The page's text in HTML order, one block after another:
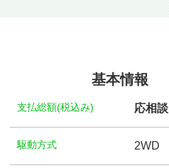
基本情報
支払総額(税込み) 応相談
駆動方式 2WD